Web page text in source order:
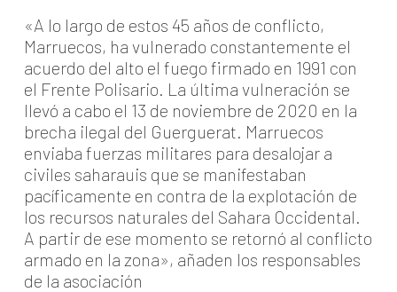
«A lo largo de estos 45 años de conflicto,
Marruecos, ha vulnerado constantemente el
acuerdo del alto el fuego firmado en 1991 con
el Frente Polisario. La última vulneración se
llevó a cabo el 13 de noviembre de 2020 en la
brecha ilegal del Guerguerat. Marruecos
enviaba fuerzas militares para desalojar a
civiles saharauis que se manifestaban
pacíficamente en contra de la explotación de
los recursos naturales del Sahara Occidental.
A partir de ese momento se retornó al conflicto
armado en la zona», añaden los responsables
de la asociación